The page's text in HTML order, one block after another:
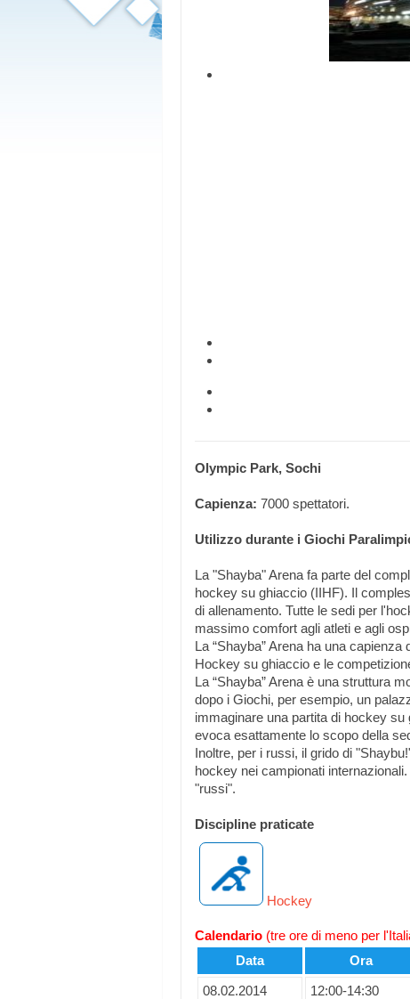
Olympic Park, Sochi
Capienza: 7000 spettatori.
Utilizzo durante i Giochi
La "Shayba" Arena fa parte del
hockey su ghiaccio (IIHF). Il
di allenamento. Tutte le sedi per
massimo comfort agli atleti e agli
La “Shayba” Arena ha una
Hockey su ghiaccio e le
La “Shayba” Arena è una struttura
dopo i Giochi, per esempio, un
immaginare una partita di hockey
evoca esattamente lo scopo della
Inoltre, per i russi, il grido di
hockey nei campionati
"russi".
Discipline praticate
Hockey
Calendario (tre ore di meno per
Data
Ora
08.02.2014
12:00-14:30